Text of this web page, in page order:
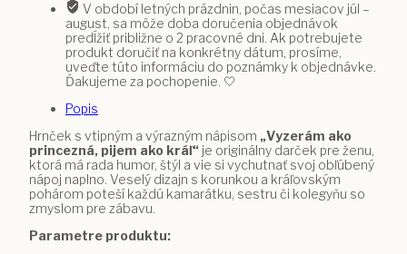
V období letných prázdnin, počas mesiacov júl –
august, sa môže doba doručenia objednávok
predĺžiť približne o 2 pracovné dni. Ak potrebujete
produkt doručiť na konkrétny dátum, prosíme,
uveďte túto informáciu do poznámky k objednávke.
Ďakujeme za pochopenie. 🤍
Popis
Hrnček s vtipným a výrazným nápisom „Vyzerám ako
princezná, pijem ako kráľ“ je originálny darček pre ženu,
ktorá má rada humor, štýl a vie si vychutnať svoj obľúbený
nápoj naplno. Veselý dizajn s korunkou a kráľovským
pohárom poteší každú kamarátku, sestru či kolegyňu so
zmyslom pre zábavu.
Parametre produktu: